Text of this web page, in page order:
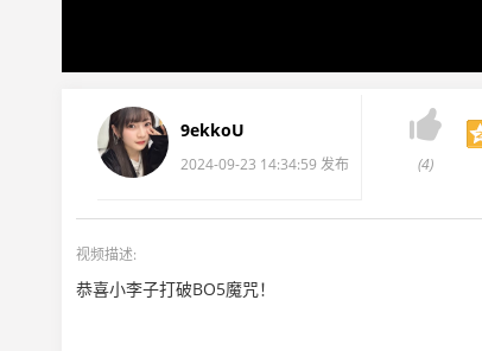
9ekkoU
2024-09-23 14:34:59 发布

(4)
视频描述:
恭喜小李子打破BO5魔咒！